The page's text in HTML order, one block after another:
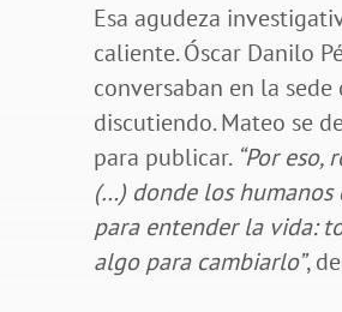
Esa agudeza
caliente. Óscar Danilo
conversaban en la
discutiendo. Mateo se
para publicar. “Por
(…) donde los
para entender la vida:
algo para cambiarlo”,